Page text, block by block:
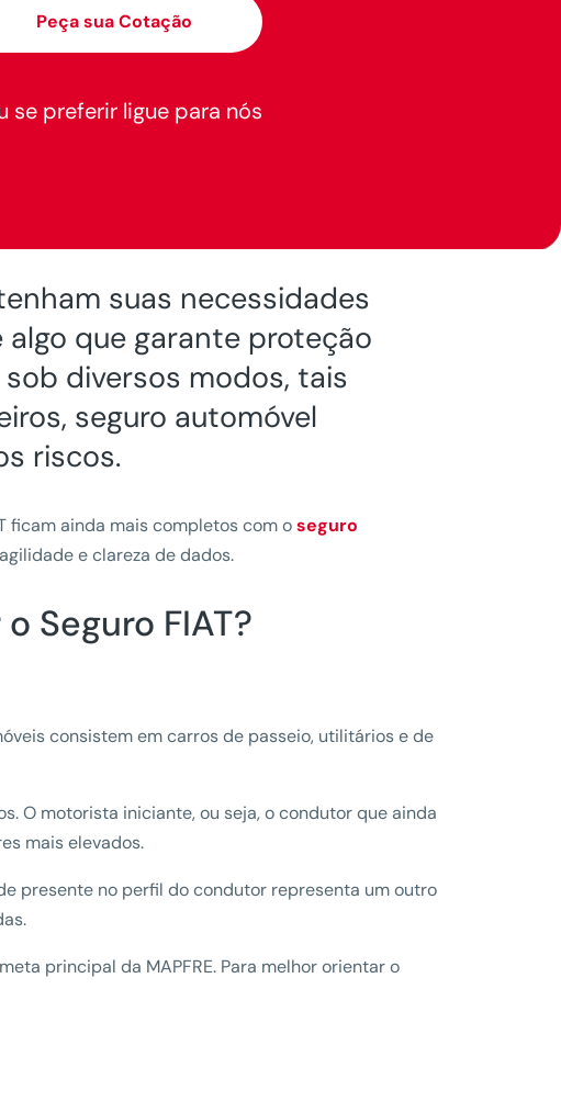
Peça sua Cotação
se preferir ligue para nós
suas necessidades
algo que garante proteção
diversos modos, tais
seguro automóvel
riscos.
ficam ainda mais completos com oseguro
e clareza de dados.
Seguro FIAT?
consistem em carros de passeio, utilitários e de
O motorista iniciante, ou seja, o condutor que ainda
mais elevados.
presente no perfil do condutor representa um outro
principal da MAPFRE. Para melhor orientar o